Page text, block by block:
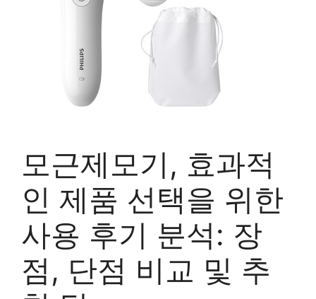
모근제모기, 효과적
인 제품 선택을 위한
사용 후기 분석: 장
점, 단점 비교 및 추